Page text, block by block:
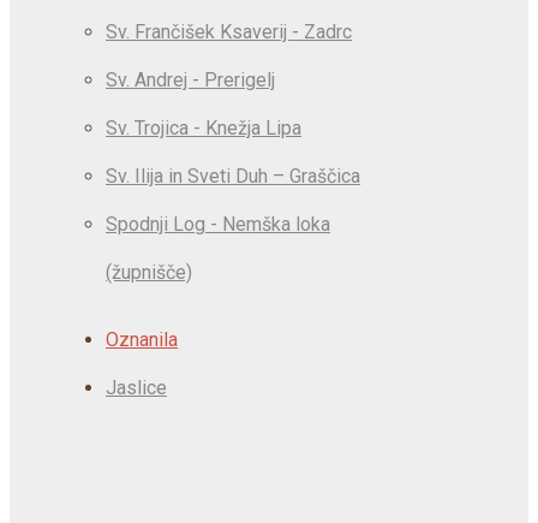
Sv. Frančišek Ksaverij - Zadrc
Sv. Andrej - Prerigelj
Sv. Trojica - Knežja Lipa
Sv. Ilija in Sveti Duh – Graščica
Spodnji Log - Nemška loka
(župnišče)
Oznanila
Jaslice